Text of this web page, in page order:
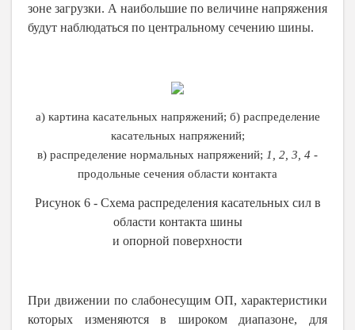
зоне загрузки. А наибольшие по величине напряжения
будут наблюдаться по центральному сечению шины.
а) картина касательных напряжений; б) распределение
касательных напряжений;
в) распределение нормальных напряжений; 1, 2, 3, 4 -
продольные сечения области контакта
Рисунок 6 -Схема распределения касательных сил в
области контакта шины
и опорной поверхности
При движении по слабонесущим ОП, характеристики
которых изменяются в широком диапазоне, для